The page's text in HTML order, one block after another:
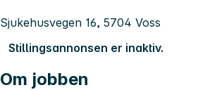
Sjukehusvegen 16, 5704 Voss
Stillingsannonsen er inaktiv.
Om jobben